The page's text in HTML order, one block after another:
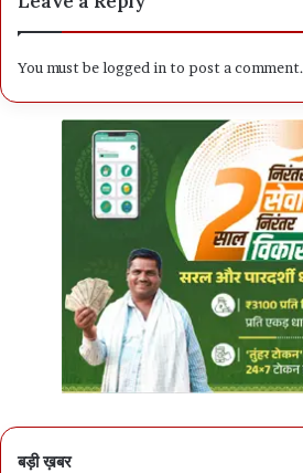
You must belogged in to post a comment.
बड़ी ख़बर